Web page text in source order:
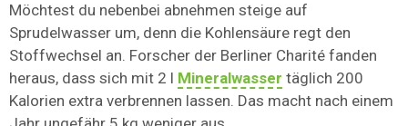
Möchtest du nebenbei abnehmen steige auf
Sprudelwasser um, denn die Kohlensäure regt den
Stoffwechsel an. Forscher der Berliner Charité fanden
heraus, dass sich mit 2 l Mineralwasser täglich 200
Kalorien extra verbrennen lassen. Das macht nach einem